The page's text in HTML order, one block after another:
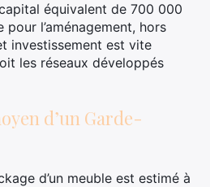
équivalent de 700 000
l’aménagement, hors
investissement est vite
les réseaux développés
d’un Garde-
d’un meuble est estimé à